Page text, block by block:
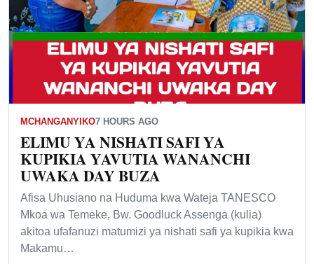
MCHANGANYIKO7 HOURS AGO
ELIMU YA NISHATI SAFI YA
KUPIKIA YAVUTIA WANANCHI
UWAKA DAY BUZA
Afisa Uhusiano na Huduma kwa Wateja TANESCO
Mkoa wa Temeke, Bw. Goodluck Assenga (kulia)
akitoa ufafanuzi matumizi ya nishati safi ya kupikia kwa
Makamu…